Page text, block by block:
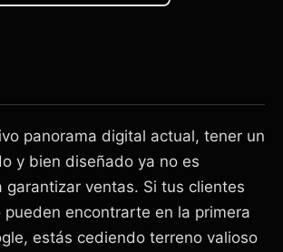
panorama digital actual, tener un
y bien diseñado ya no es
garantizar ventas. Si tus clientes
pueden encontrarte en la primera
estás cediendo terreno valioso